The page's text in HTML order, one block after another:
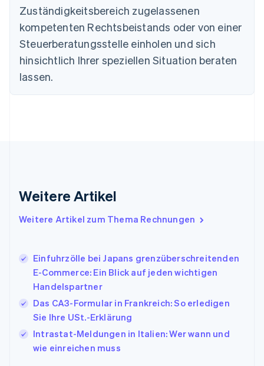
Zuständigkeitsbereich zugelassenen
kompetenten Rechtsbeistands oder von einer
Steuerberatungsstelle einholen und sich
hinsichtlich Ihrer speziellen Situation beraten
lassen.
Weitere Artikel
Weitere Artikel zum Thema Rechnungen
Einfuhrzölle bei Japans grenzüberschreitenden
E-Commerce: Ein Blick auf jeden wichtigen
Handelspartner
Das CA3-Formular in Frankreich: So erledigen
Sie Ihre USt.-Erklärung
Intrastat-Meldungen in Italien: Wer wann und
wie einreichen muss
DeutschEnglish
Estland
Festlandchina
简体中文English
Finnland
English
Frankreich
Irland
Italien
日本語English
English Français
Kroatien
EnglishItaliano
Lettland
Liechtenstein
DeutschEnglish